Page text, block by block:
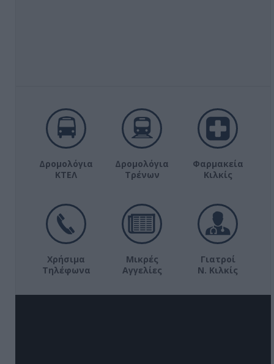
Δρομολόγια
ΚΤΕΛ
Δρομολόγια
Τρένων
Φαρμακεία
Κιλκίς
Χρήσιμα
Τηλέφωνα
Μικρές
Αγγελίες
Γιατροί
Ν. Κιλκίς